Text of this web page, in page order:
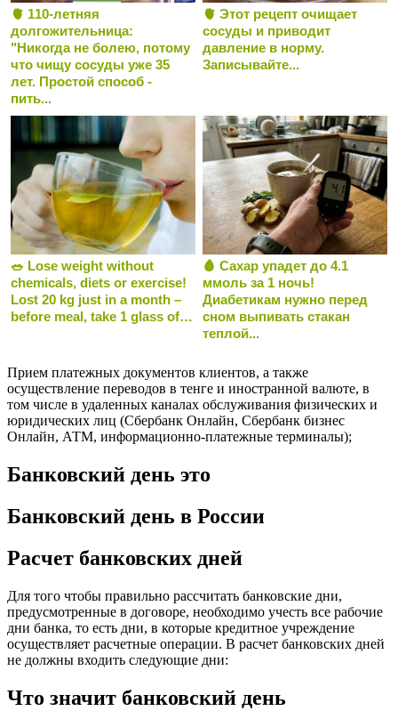
🫀 110-летняя
долгожительница:
"Никогда не болею, потому
что чищу сосуды уже 35
лет. Простой способ -
пить...
🫀 Этот рецепт очищает
сосуды и приводит
давление в норму.
Записывайте...
🥗 Lose weight without
chemicals, diets or exercise!
Lost 20 kg just in a month –
before meal, take 1 glass of…
🩸 Сахар упадет до 4.1
ммоль за 1 ночь!
Диабетикам нужно перед
сном выпивать стакан
теплой...
Прием платежных документов клиентов, а также
осуществление переводов в тенге и иностранной валюте, в
том числе в удаленных каналах обслуживания физических и
юридических лиц (Сбербанк Онлайн, Сбербанк бизнес
Онлайн, АТМ, информационно-платежные терминалы);
Банковский день это
Банковский день в России
Расчет банковских дней
Для того чтобы правильно рассчитать банковские дни,
предусмотренные в договоре, необходимо учесть все рабочие
дни банка, то есть дни, в которые кредитное учреждение
осуществляет расчетные операции. В расчет банковских дней
не должны входить следующие дни:
Что значит банковский день